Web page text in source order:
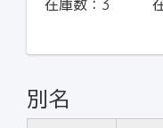
在庫数： 3
別名